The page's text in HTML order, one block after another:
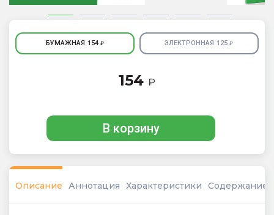
БУМАЖНАЯ 154 ₽ ЭЛЕКТРОННАЯ 125₽
154 ₽
В корзину
Описание Аннотация Характеристики Содержание